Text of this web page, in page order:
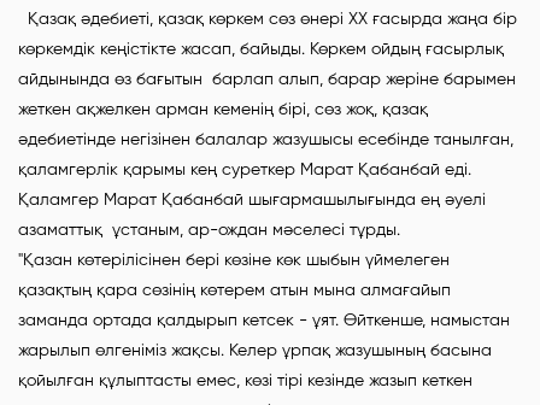
Қазақ әдебиеті, қазақ көркем сөз өнері XX ғасырда жаңа бір
көркемдік кеңістікте жасап, байыды. Көркем ойдың ғасырлық
айдынында өз бағытын барлап алып, барар жеріне барымен
жеткен ақжелкен арман кеменің бірі, сөз жоқ, қазақ
әдебиетінде негізінен балалар жазушысы есебінде танылған,
қаламгерлік қарымы кең суреткер Марат Қабанбай еді.
Қаламгер Марат Қабанбай шығармашылығында ең әуелі
азаматтық ұстаным, ар-ождан мәселесі тұрды.
"Қaзан көтерілісінен бері көзіне көк шыбын үймелеген
қазақтың қара сөзінің көтерем атын мына алмағайып
заманда ортада қалдырып кетсек - ұят. Өйткенше, намыстан
жарылып өлгеніміз жақсы. Келер ұрпақ жазушының басына
қойылған құлыптасты емес, көзі тірі кезінде жазып кеткен